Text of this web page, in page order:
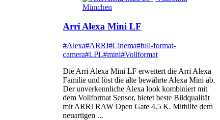
Arri Alexa Mini LF
#Alexa#ARRI#Cinema#full-format-
camera#LPL#mini#Vollformat
Die Arri Alexa Mini LF erweitert die Arri Alexa
Familie und löst die alte bewährte Alexa Mini ab.
Der unverkennliche Alexa look kombiniert mit
dem Vollformat Sensor, bietet beste Bildqualität
mit ARRI RAW Open Gate 4.5 K. Mithilfe dem
neuartigen ...